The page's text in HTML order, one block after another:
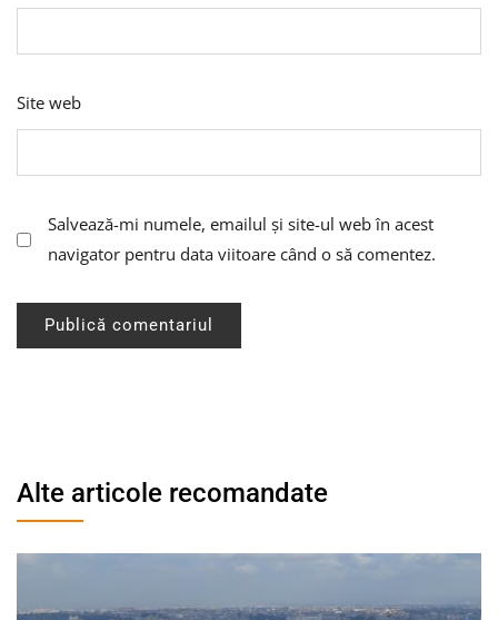
Site web
Salvează-mi numele, emailul și site-ul web în acest
navigator pentru data viitoare când o să comentez.
Alte articole recomandate